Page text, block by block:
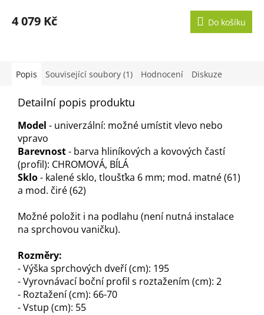
produktu
je
hvězdiček.
4 079 Kč Do košíku
Popis Související soubory (1) Hodnocení Diskuze
Detailní popis produktu
Model - univerzální: možné umístit vlevo nebo
vpravo
Barevnost- barva hliníkových a kovových častí
(profil): CHROMOVÁ, BÍLÁ
Sklo- kalené sklo, tloušťka 6 mm; mod. matné (61)
a mod. čiré (62)
Možné položit i na podlahu (není nutná instalace
na sprchovou vaničku).
Rozměry:
- Výška sprchových dveří (cm): 195
- Vyrovnávací boční profil s roztažením (cm): 2
- Roztažení (cm): 66-70
- Vstup (cm): 55